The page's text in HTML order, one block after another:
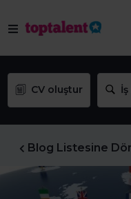
CV oluştur
Blog Listesine